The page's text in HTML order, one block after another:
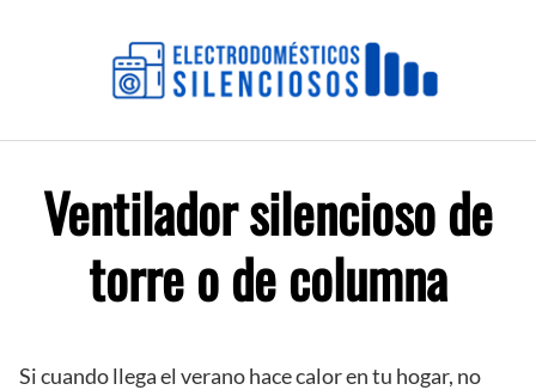
Ventilador silencioso de
torre o de columna
Si cuando llega el verano hace calor en tu hogar, no